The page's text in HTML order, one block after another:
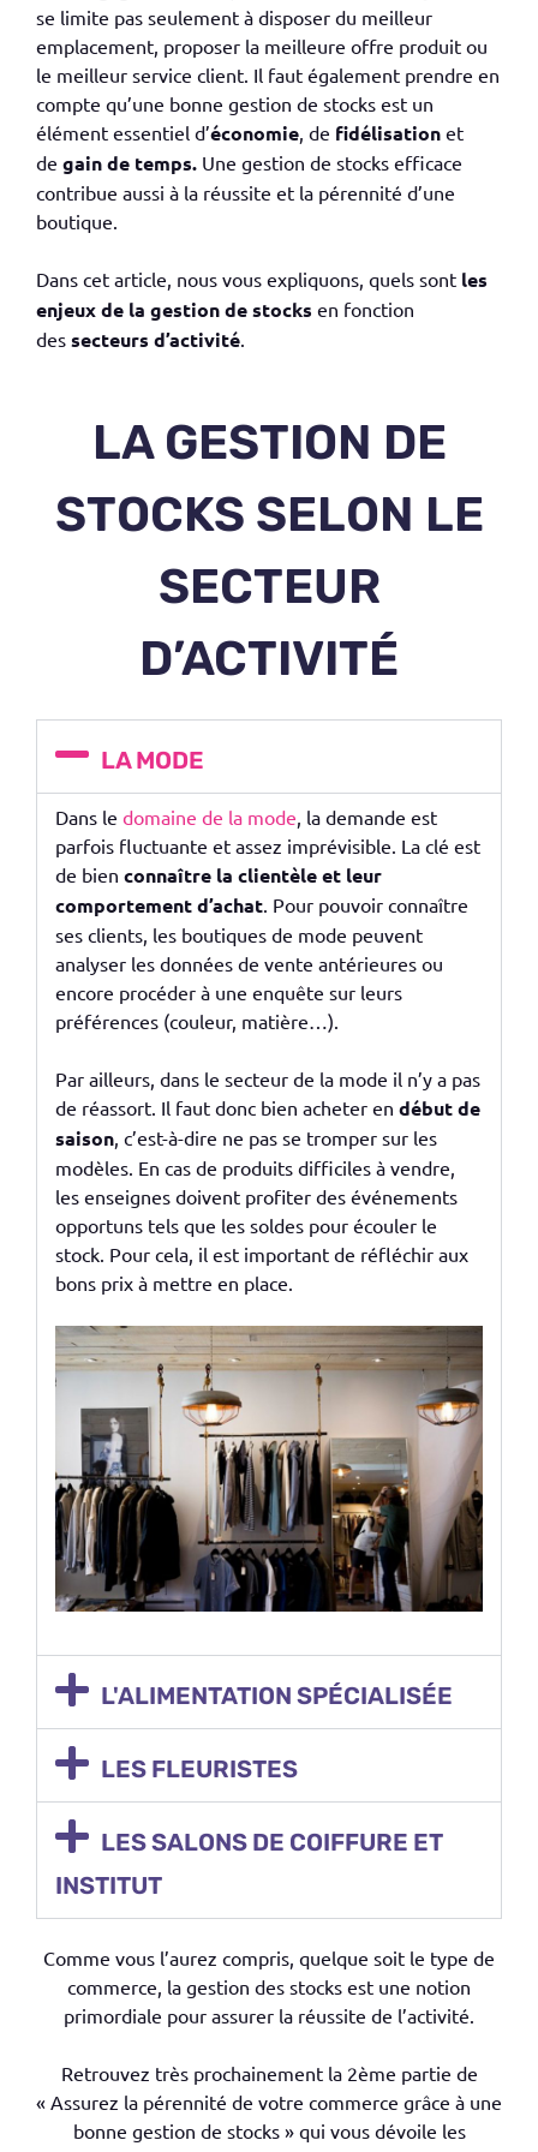
se limite pas seulement à disposer du meilleur
emplacement, proposer la meilleure offre produit ou
le meilleur service client. Il faut également prendre en
compte qu’une bonne gestion de stocks est un
élément essentiel d’économie, de fidélisation et
de gain de temps. Une gestion de stocks efficace
contribue aussi à la réussite et la pérennité d’une
boutique.
Dans cet article, nous vous expliquons, quels sont les
enjeux de la gestion de stocks en fonction
des secteurs d’activité.
LA GESTION DE
STOCKS SELON LE
SECTEUR
D’ACTIVITÉ
LA MODE
Dans le domaine de la mode, la demande est
parfois fluctuante et assez imprévisible. La clé est
de bien connaître la clientèle et leur
comportement d’achat. Pour pouvoir connaître
ses clients, les boutiques de mode peuvent
analyser les données de vente antérieures ou
encore procéder à une enquête sur leurs
préférences (couleur, matière…).
Par ailleurs, dans le secteur de la mode il n’y a pas
de réassort. Il faut donc bien acheter en début de
saison, c’est-à-dire ne pas se tromper sur les
modèles. En cas de produits difficiles à vendre,
les enseignes doivent profiter des événements
opportuns tels que les soldes pour écouler le
stock. Pour cela, il est important de réfléchir aux
bons prix à mettre en place.
L'ALIMENTATION SPÉCIALISÉE
LES FLEURISTES
LES SALONS DE COIFFURE ET
INSTITUT
Comme vous l’aurez compris, quelque soit le type de
commerce, la gestion des stocks est une notion
primordiale pour assurer la réussite de l’activité.
Retrouvez très prochainement la 2ème partie de
« Assurez la pérennité de votre commerce grâce à une
bonne gestion de stocks » qui vous dévoile les